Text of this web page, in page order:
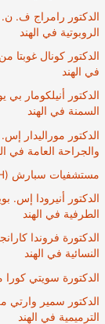
الدكتور رامراج ف. ن.
الروبوتية في الهند
الدكتور كونال غوبتا
في الهند
الدكتور أنيلكومار
السمنة في الهند
الدكتور موراليدار
والجراحة العامة في
مستشفيات سبارش (SPARSH) في مدينة بنجالور
الدكتور أنيرودا إس.
الطرفية في الهند
الدكتورة فروندا
النسائية في الهند
الدكتورة سويتي
الدكتور سمير وارتي
الترميمية في الهند